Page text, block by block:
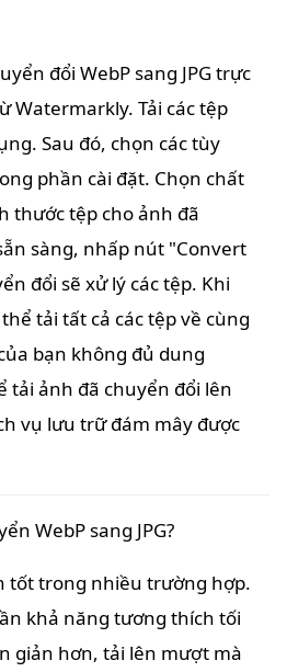
đổi WebP sang JPG trực
Watermarkly. Tải các tệp
Sau đó, chọn các tùy
phần cài đặt. Chọn chất
thước tệp cho ảnh đã
sàng, nhấp nút "Convert
đổi sẽ xử lý các tệp. Khi
tải tất cả các tệp về cùng
bạn không đủ dung
tải ảnh đã chuyển đổi lên
vụ lưu trữ đám mây được
WebP sang JPG?
tốt trong nhiều trường hợp.
khả năng tương thích tối
giản hơn, tải lên mượt mà